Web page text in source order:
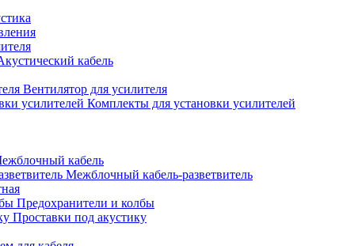
кабель
Вентилятор для усилителя
Комплекты для установки усилителей
кабель
Межблочный кабель-разветвитель
Предохранители и колбы
Проставки под акустику